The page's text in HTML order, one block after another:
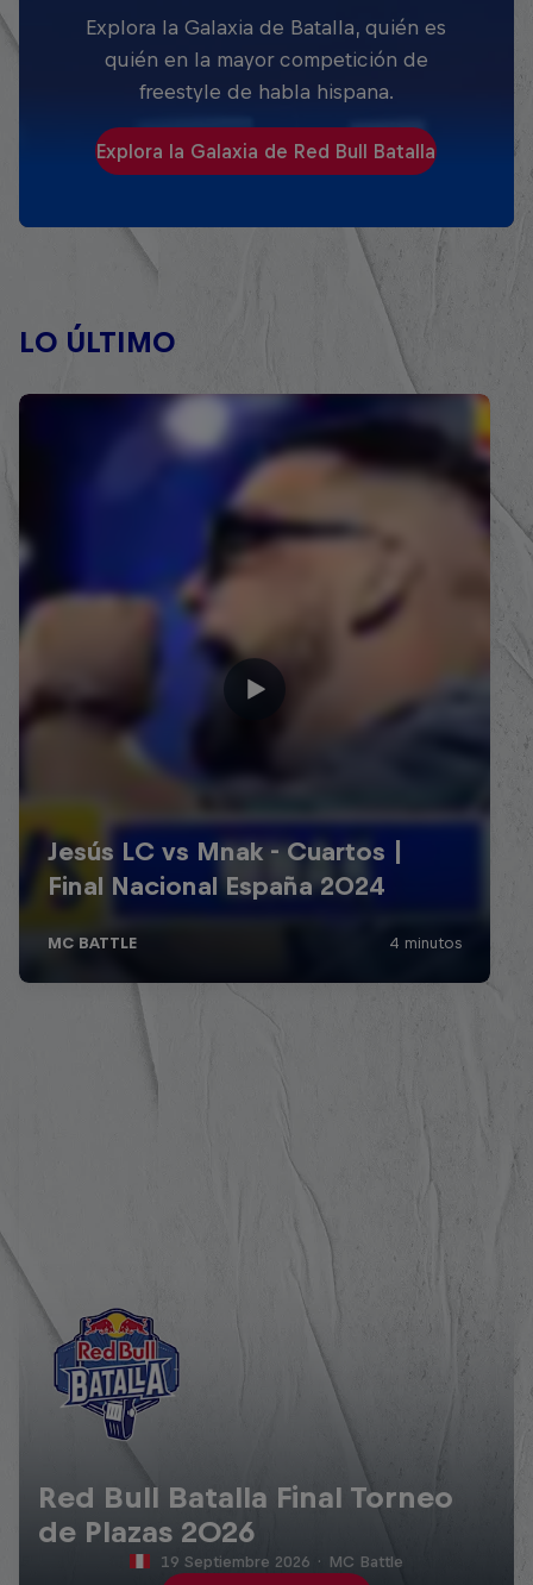
Explora la Galaxia de Batalla, quién es
quién en la mayor competición de
freestyle de habla hispana.
Explora la Galaxia de Red Bull Batalla
LO ÚLTIMO
Red Bull Batalla Final Torneo
de Plazas 2026
19 Septiembre 2026 · MC Battle